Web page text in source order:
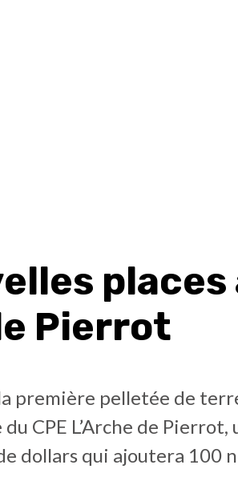
places
Pierrot
première pelletée de
CPE L’Arche de
dollars qui ajoutera 100